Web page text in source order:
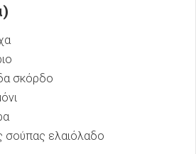
σκόρδο
σούπας ελαιόλαδο